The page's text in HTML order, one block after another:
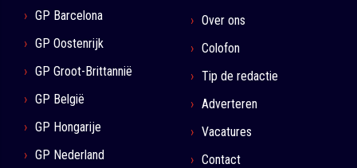
GP Barcelona
GP Oostenrijk
GP Groot-Brittannië
GP België
GP Hongarije
GP Nederland
Over ons
Colofon
Tip de redactie
Adverteren
Vacatures
Contact